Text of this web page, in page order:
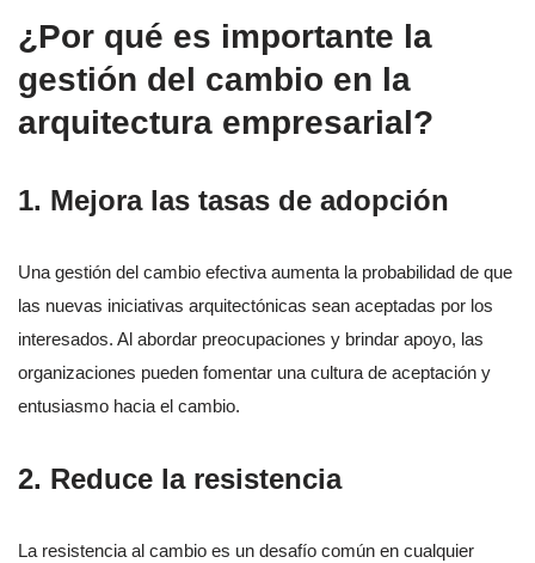
¿Por qué es importante la
gestión del cambio en la
arquitectura empresarial?
1. Mejora las tasas de adopción
Una gestión del cambio efectiva aumenta la probabilidad de que
las nuevas iniciativas arquitectónicas sean aceptadas por los
interesados. Al abordar preocupaciones y brindar apoyo, las
organizaciones pueden fomentar una cultura de aceptación y
entusiasmo hacia el cambio.
2. Reduce la resistencia
La resistencia al cambio es un desafío común en cualquier